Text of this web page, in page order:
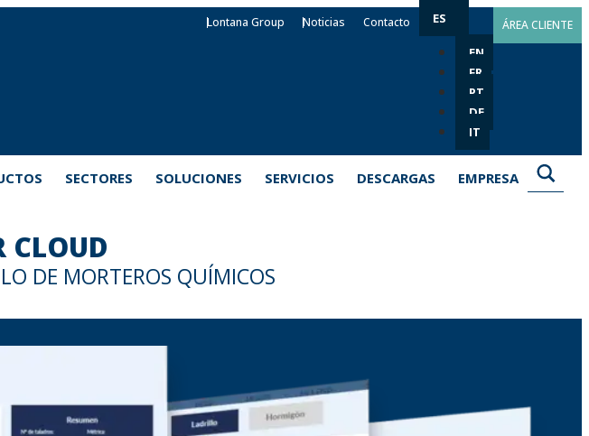
Lontana Group Noticias Contacto ES
EN
FR
PT
DE
IT
ÁREA CLIENTE
SECTORES SOLUCIONES SERVICIOS DESCARGAS EMPRESA
CLOUD
DE MORTEROS QUÍMICOS